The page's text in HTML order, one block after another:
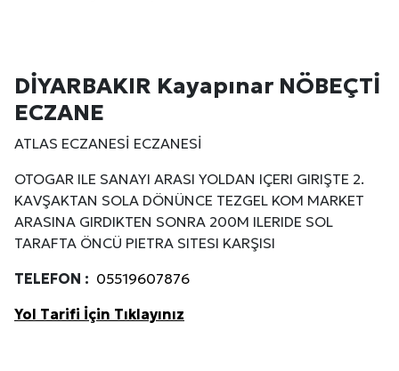
DİYARBAKIR Kayapınar NÖBEÇTİ
ECZANE
ATLAS ECZANESİ ECZANESİ
OTOGAR ILE SANAYI ARASI YOLDAN IÇERI GIRIŞTE 2.
KAVŞAKTAN SOLA DÖNÜNCE TEZGEL KOM MARKET
ARASINA GIRDIKTEN SONRA 200M ILERIDE SOL
TARAFTA ÖNCÜ PIETRA SITESI KARŞISI
TELEFON : 05519607876
Yol Tarifi İçin Tıklayınız